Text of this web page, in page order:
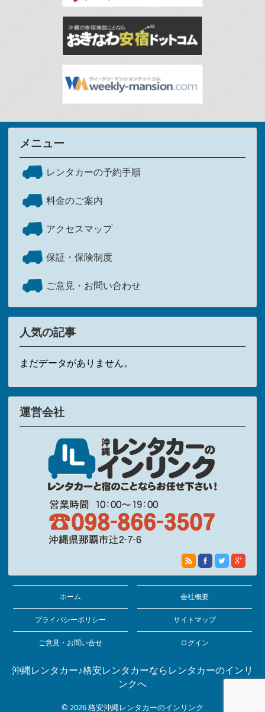
メニュー
レンタカーの予約手順
料金のご案内
アクセスマップ
保証・保険制度
ご意見・お問い合わせ
人気の記事
まだデータがありません。
運営会社
ホーム 会社概要
プライバシーポリシー サイトマップ
ご意見・お問い合せ ログイン
沖縄レンタカー♪格安レンタカーならレンタカーのインリ
ンクへ
© 2026格安沖縄レンタカーのインリンク